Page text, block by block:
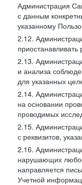
Администрация
с данным
указанному
2.12.
2.13.
и анализа
для указанных
2.14.
на основании
проводимых
2.15.
с реквизитов,
2.16.
нарушающих
направляется
Учетной